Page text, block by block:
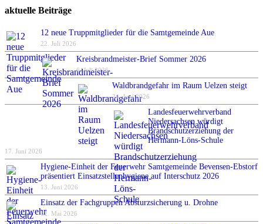
aktuelle Beiträge
12 neue Truppmitglieder für die Samtgemeinde Aue
22. Juli 2026
Kreisbrandmeister-Brief Sommer 2026
6. Juli 2026
Waldbrandgefahr im Raum Uelzen steigt
24. Juni 2026
Landesfeuerwehrverband
Niedersachsen würdigt
Brandschutzerziehung der
Hermann-Löns-Schule
17. Juni 2026
Hygiene-Einheit der Feuerwehr Samtgemeinde Bevensen-Ebstorf
präsentiert Einsatzstellenhygiene auf Interschutz 2026
13. Juni 2026
Einsatz der Fachgruppen Absturzsicherung u. Drohne
12. Mai 2026